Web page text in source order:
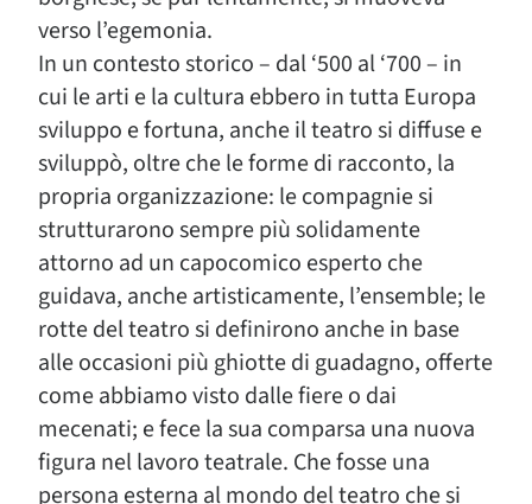
verso l’egemonia.
In un contesto storico – dal ‘500 al ‘700 – in
cui le arti e la cultura ebbero in tutta Europa
sviluppo e fortuna, anche il teatro si diffuse e
sviluppò, oltre che le forme di racconto, la
propria organizzazione: le compagnie si
strutturarono sempre più solidamente
attorno ad un capocomico esperto che
guidava, anche artisticamente, l’ensemble; le
rotte del teatro si definirono anche in base
alle occasioni più ghiotte di guadagno, offerte
come abbiamo visto dalle fiere o dai
mecenati; e fece la sua comparsa una nuova
figura nel lavoro teatrale. Che fosse una
persona esterna al mondo del teatro che si